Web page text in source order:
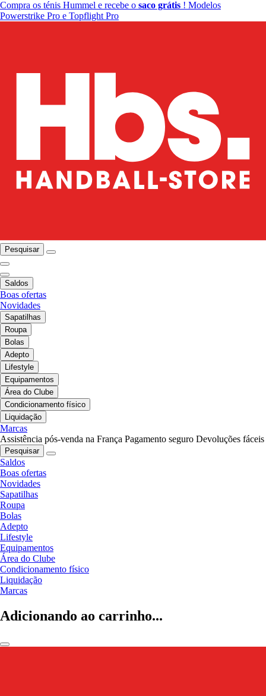
Compra os ténis Hummel e recebe o saco grátis ! Modelos
Powerstrike Pro e Topflight Pro
Pesquisar
Saldos
Boas ofertas
Novidades
Sapatilhas
Roupa
Bolas
Adepto
Lifestyle
Equipamentos
Área do Clube
Condicionamento físico
Liquidação
Marcas
Assistência pós-venda na França Pagamento seguro Devoluções fáceis
Pesquisar
Saldos
Boas ofertas
Novidades
Sapatilhas
Roupa
Bolas
Adepto
Lifestyle
Equipamentos
Área do Clube
Condicionamento físico
Liquidação
Marcas
Adicionando ao carrinho...